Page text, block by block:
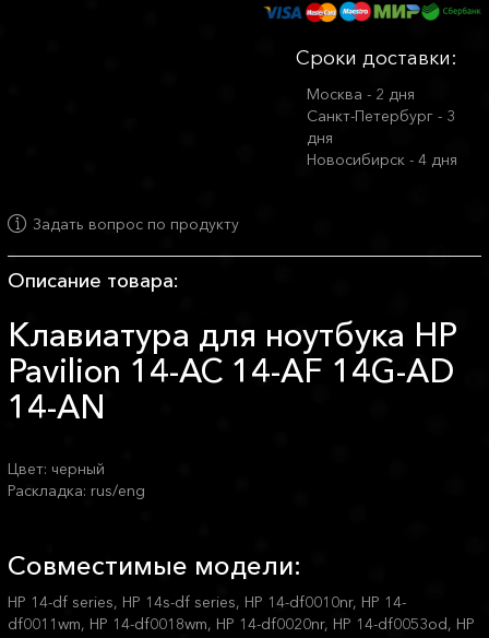
Сроки доставки:
Москва - 2 дня
Санкт-Петербург - 3
дня
Новосибирск - 4 дня
Задать вопрос по продукту
Описание товара:
Клавиатура для ноутбука HP
Pavilion 14-AC 14-AF 14G-AD
14-AN
Цвет: черный
Раскладка: rus/eng
Совместимые модели:
HP 14-df series, HP 14s-df series, HP 14-df0010nr, HP 14-
df0011wm, HP 14-df0018wm, HP 14-df0020nr, HP 14-df0053od, HP